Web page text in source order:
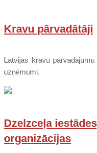
Kravu pārvadātāji
Latvijas kravu
uzņēmumi.
Dzelzceļa
organizācijas